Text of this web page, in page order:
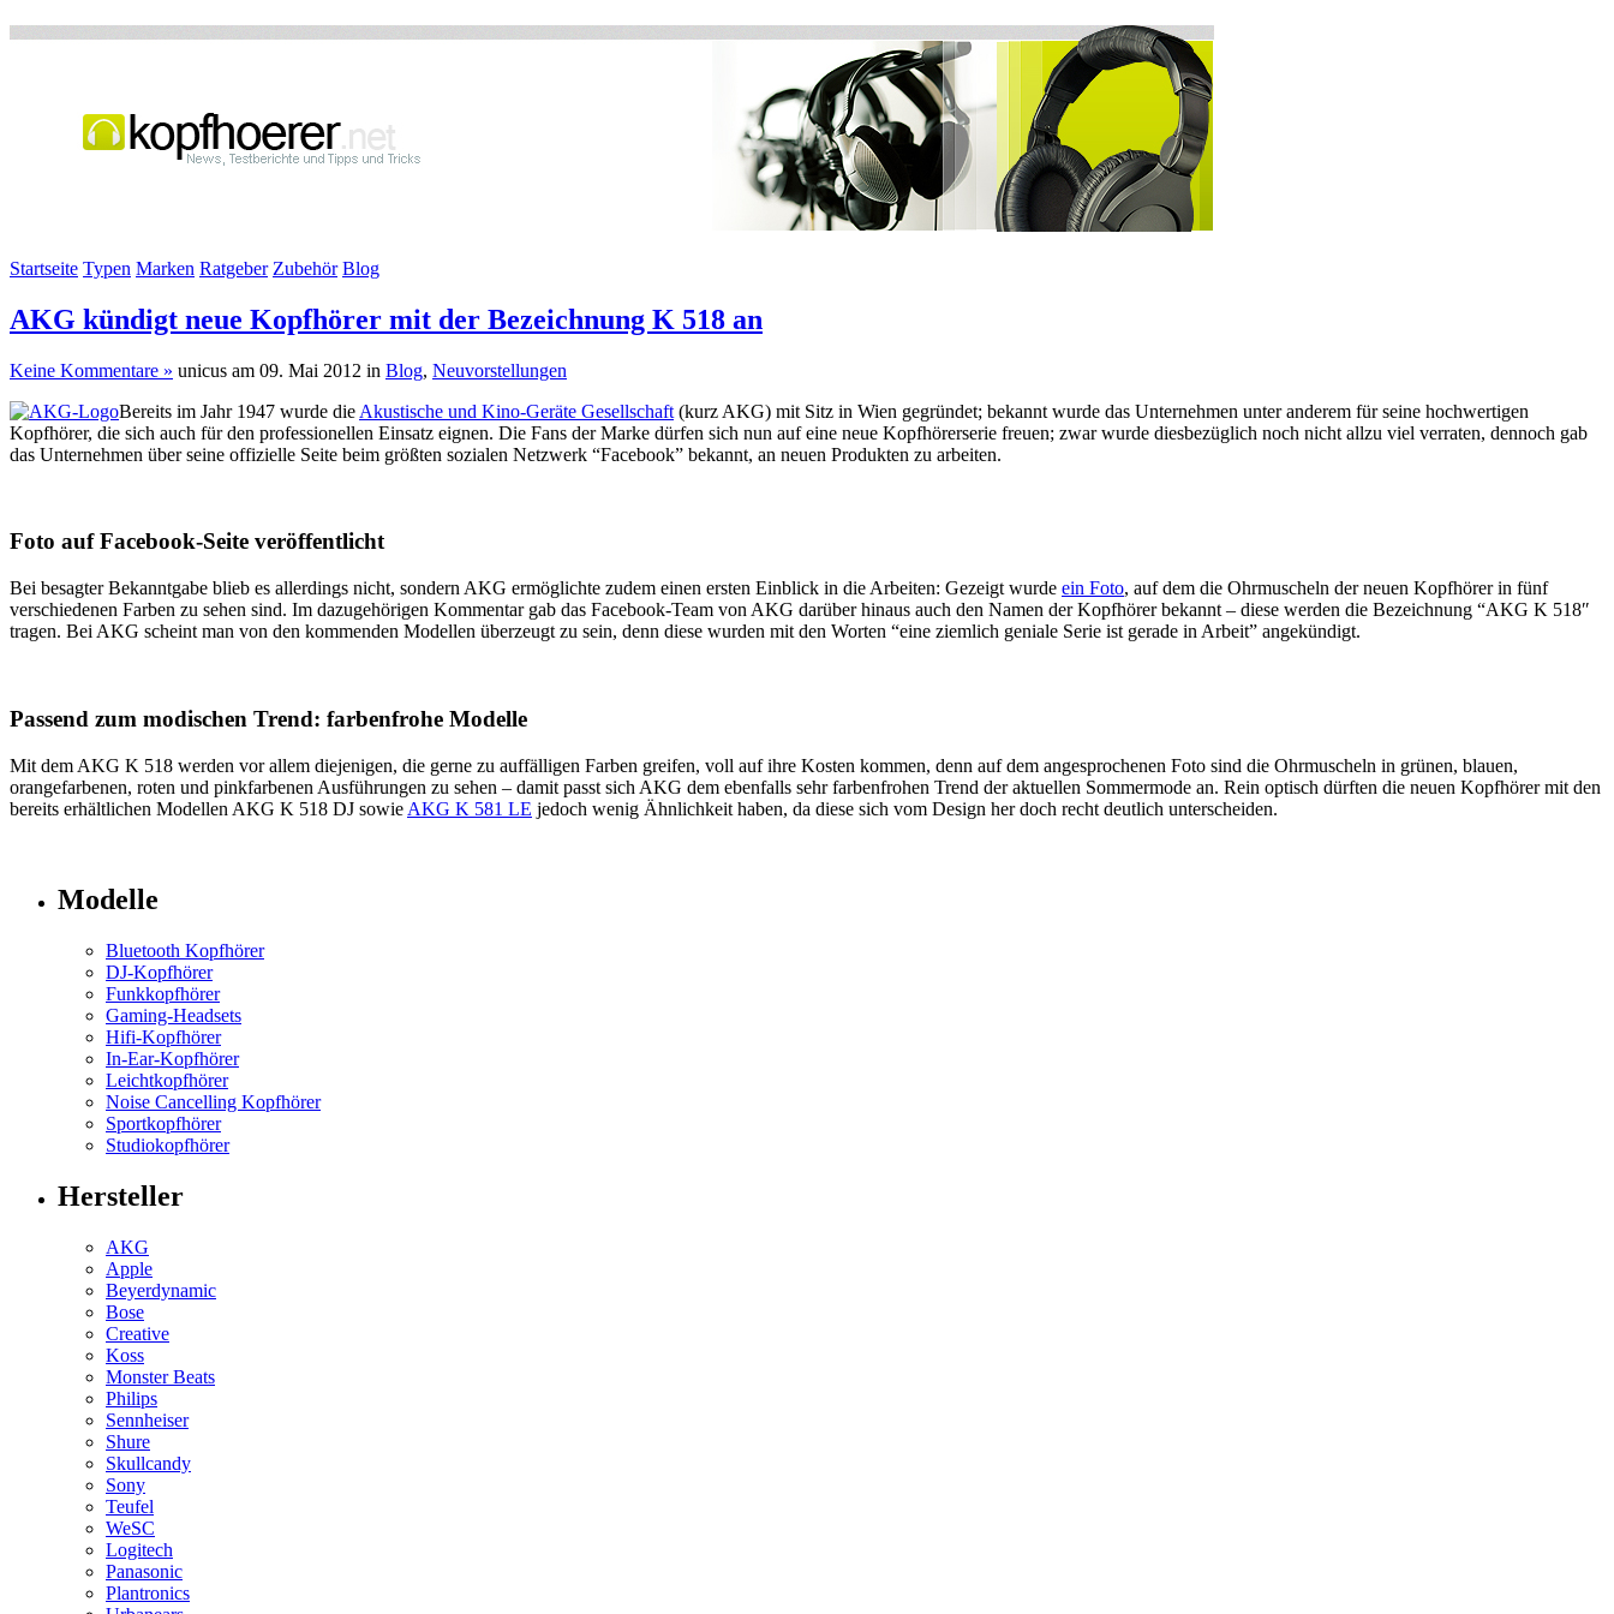
Startseite Typen Marken Ratgeber Zubehör Blog
AKG kündigt neue Kopfhörer mit der Bezeichnung K 518 an
Keine Kommentare » unicus am 09. Mai 2012 in Blog, Neuvorstellungen
Bereits im Jahr 1947 wurde die Akustische und Kino-Geräte Gesellschaft (kurz AKG) mit Sitz in Wien gegründet; bekannt wurde das Unternehmen unter anderem für seine hochwertigen
Kopfhörer, die sich auch für den professionellen Einsatz eignen. Die Fans der Marke dürfen sich nun auf eine neue Kopfhörerserie freuen; zwar wurde diesbezüglich noch nicht allzu viel verraten, dennoch gab
das Unternehmen über seine offizielle Seite beim größten sozialen Netzwerk “Facebook” bekannt, an neuen Produkten zu arbeiten.
Foto auf Facebook-Seite veröffentlicht
Bei besagter Bekanntgabe blieb es allerdings nicht, sondern AKG ermöglichte zudem einen ersten Einblick in die Arbeiten: Gezeigt wurde ein Foto, auf dem die Ohrmuscheln der neuen Kopfhörer in fünf
verschiedenen Farben zu sehen sind. Im dazugehörigen Kommentar gab das Facebook-Team von AKG darüber hinaus auch den Namen der Kopfhörer bekannt – diese werden die Bezeichnung “AKG K 518″
tragen. Bei AKG scheint man von den kommenden Modellen überzeugt zu sein, denn diese wurden mit den Worten “eine ziemlich geniale Serie ist gerade in Arbeit” angekündigt.
Passend zum modischen Trend: farbenfrohe Modelle
Mit dem AKG K 518 werden vor allem diejenigen, die gerne zu auffälligen Farben greifen, voll auf ihre Kosten kommen, denn auf dem angesprochenen Foto sind die Ohrmuscheln in grünen, blauen,
orangefarbenen, roten und pinkfarbenen Ausführungen zu sehen – damit passt sich AKG dem ebenfalls sehr farbenfrohen Trend der aktuellen Sommermode an. Rein optisch dürften die neuen Kopfhörer mit den
bereits erhältlichen Modellen AKG K 518 DJ sowie AKG K 581 LE jedoch wenig Ähnlichkeit haben, da diese sich vom Design her doch recht deutlich unterscheiden.
Modelle
Bluetooth Kopfhörer
DJ-Kopfhörer
Funkkopfhörer
Gaming-Headsets
Hifi-Kopfhörer
In-Ear-Kopfhörer
Leichtkopfhörer
Noise Cancelling Kopfhörer
Sportkopfhörer
Studiokopfhörer
Hersteller
AKG
Apple
Beyerdynamic
Bose
Creative
Koss
Monster Beats
Philips
Sennheiser
Shure
Skullcandy
Sony
Teufel
WeSC
Logitech
Panasonic
Plantronics